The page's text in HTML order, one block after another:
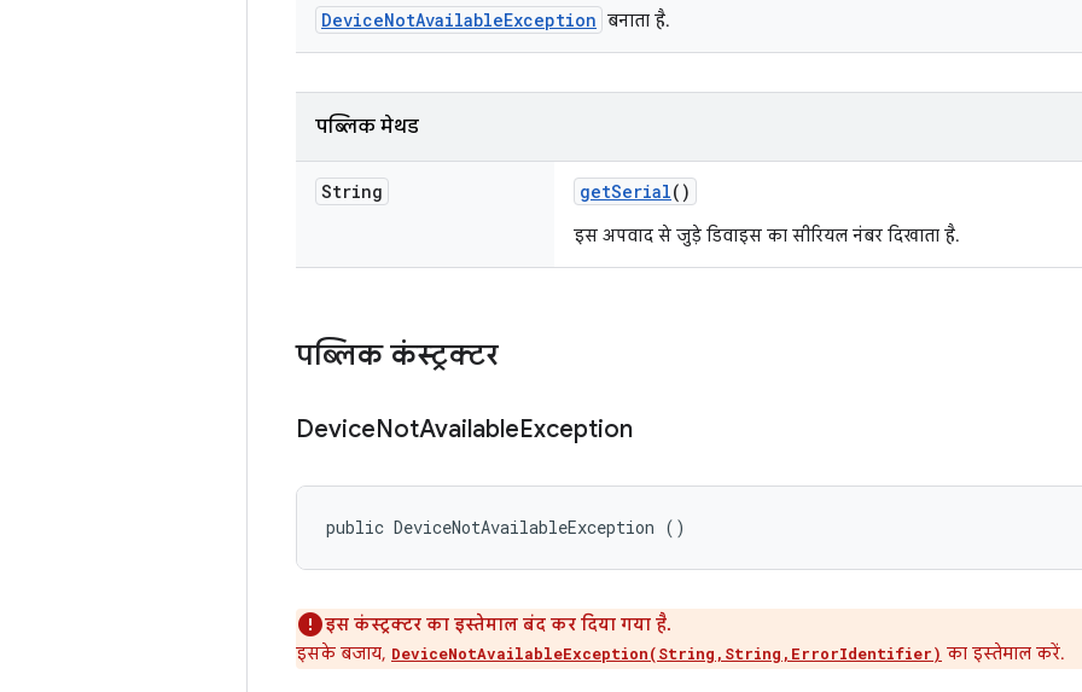
DeviceNotAvailableException बनाता है.
पब्लिक मेथड
String getSerial()
इस अपवाद से जुड़े डिवाइस का सीरियल नंबर दिखाता है.
पब्लिक कंस्ट्रक्टर
DeviceNotAvailableException
public DeviceNotAvailableException ()
इस कंस्ट्रक्टर का इस्तेमाल बंद कर दिया गया है.
इसके बजाय, DeviceNotAvailableException(String,String,ErrorIdentifier) का इस्तेमाल करें.